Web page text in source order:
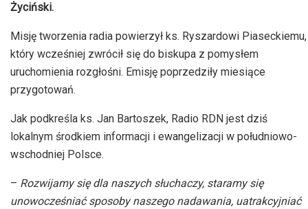
Życiński.
Misję tworzenia radia powierzył ks. Ryszardowi Piaseckiemu,
który wcześniej zwrócił się do biskupa z pomysłem
uruchomienia rozgłośni. Emisję poprzedziły miesiące
przygotowań.
Jak podkreśla ks. Jan Bartoszek, Radio RDN jest dziś
lokalnym środkiem informacji i ewangelizacji w południowo-
wschodniej Polsce.
– Rozwijamy się dla naszych słuchaczy, staramy się
unowocześniać sposoby naszego nadawania, uatrakcyjniać